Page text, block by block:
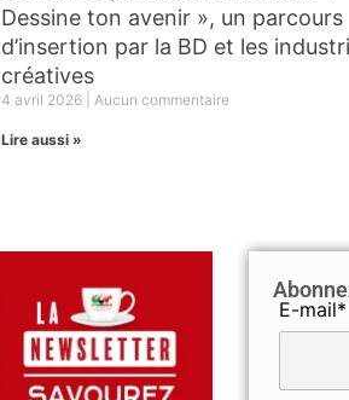
Dessine ton avenir », un parcours
d’insertion par la BD et les
créatives
4 avril 2026 Aucun commentaire
Lire aussi »
E-mail*